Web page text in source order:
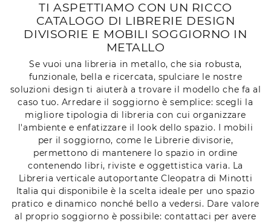
TI ASPETTIAMO CON UN RICCO
CATALOGO DI LIBRERIE DESIGN
DIVISORIE E MOBILI SOGGIORNO IN
METALLO
Se vuoi una libreria in metallo, che sia robusta,
funzionale, bella e ricercata, spulciare le nostre
soluzioni design ti aiuterà a trovare il modello che fa al
caso tuo. Arredare il soggiorno è semplice: scegli la
migliore tipologia di libreria con cui organizzare
l'ambiente e enfatizzare il look dello spazio. I mobili
per il soggiorno, come le Librerie divisorie,
permettono di mantenere lo spazio in ordine
contenendo libri, riviste e oggettistica varia. La
Libreria verticale autoportante Cleopatra di Minotti
Italia qui disponibile è la scelta ideale per uno spazio
pratico e dinamico nonché bello a vedersi. Dare valore
al proprio soggiorno è possibile: contattaci per avere